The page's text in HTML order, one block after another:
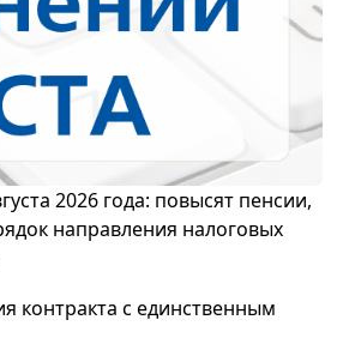
2026 года: повысят пенсии,
направления налоговых
контракта с единственным